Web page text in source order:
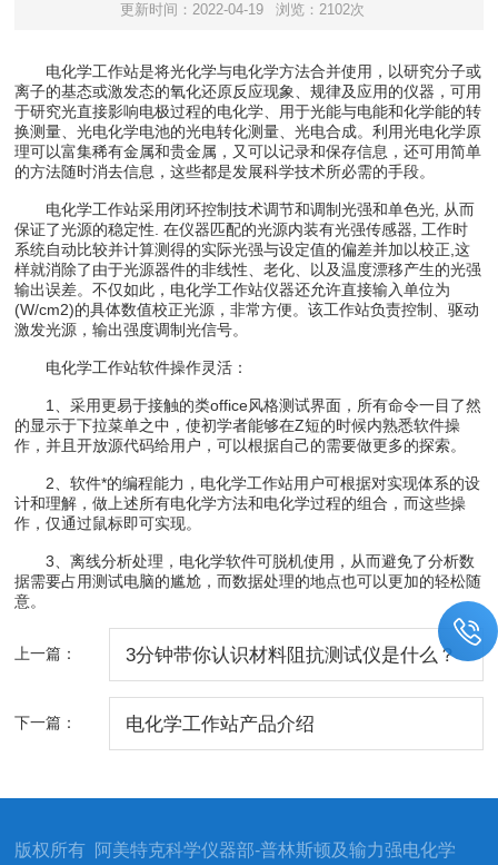
更新时间：2022-04-19 浏览：2102次
电化学工作站是将光化学与电化学方法合并使用，以研究分子或
离子的基态或激发态的氧化还原反应现象、规律及应用的仪器，可用
于研究光直接影响电极过程的电化学、用于光能与电能和化学能的转
换测量、光电化学电池的光电转化测量、光电合成。利用光电化学原
理可以富集稀有金属和贵金属，又可以记录和保存信息，还可用简单
的方法随时消去信息，这些都是发展科学技术所必需的手段。
电化学工作站采用闭环控制技术调节和调制光强和单色光, 从而
保证了光源的稳定性. 在仪器匹配的光源内装有光强传感器, 工作时
系统自动比较并计算测得的实际光强与设定值的偏差并加以校正,这
样就消除了由于光源器件的非线性、老化、以及温度漂移产生的光强
输出误差。不仅如此，电化学工作站仪器还允许直接输入单位为
(W/cm2)的具体数值校正光源，非常方便。该工作站负责控制、驱动
激发光源，输出强度调制光信号。
电化学工作站软件操作灵活：
1、采用更易于接触的类office风格测试界面，所有命令一目了然
的显示于下拉菜单之中，使初学者能够在Z短的时候内熟悉软件操
作，并且开放源代码给用户，可以根据自己的需要做更多的探索。
2、软件*的编程能力，电化学工作站用户可根据对实现体系的设
计和理解，做上述所有电化学方法和电化学过程的组合，而这些操
作，仅通过鼠标即可实现。
3、离线分析处理，电化学软件可脱机使用，从而避免了分析数
据需要占用测试电脑的尴尬，而数据处理的地点也可以更加的轻松随
意。
上一篇： 3分钟带你认识材料阻抗测试仪是什么？
下一篇： 电化学工作站产品介绍
版权所有 阿美特克科学仪器部-普林斯顿及输力强电化学